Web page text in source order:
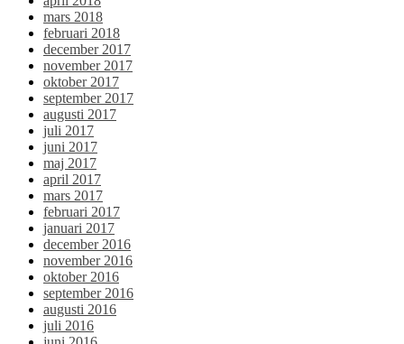
mars 2018
februari 2018
december 2017
november 2017
oktober 2017
september 2017
augusti 2017
juli 2017
juni 2017
maj 2017
april 2017
mars 2017
februari 2017
januari 2017
december 2016
november 2016
oktober 2016
september 2016
augusti 2016
juli 2016